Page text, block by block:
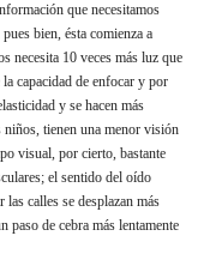
que necesitamos
bien, ésta comienza a
necesita 10 veces más luz que
capacidad de enfocar y por
y se hacen más
tienen una menor visión
visual, por cierto, bastante
el sentido del oído
calles se desplazan más
paso de cebra más lentamente